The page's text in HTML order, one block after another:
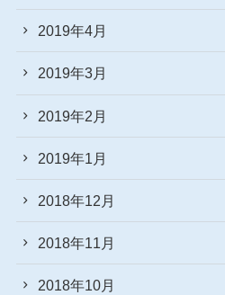
2019年4月
2019年3月
2019年2月
2019年1月
2018年12月
2018年11月
2018年10月